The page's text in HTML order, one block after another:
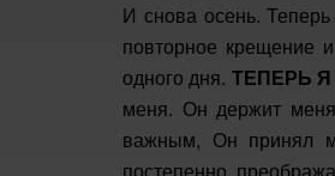
И снова осень.
повторное крещение
одного дня. ТЕПЕРЬ
меня. Он держит
важным, Он принял